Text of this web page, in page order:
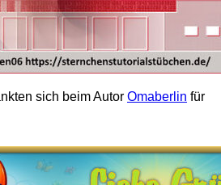
sich beim Autor Omaberlin für